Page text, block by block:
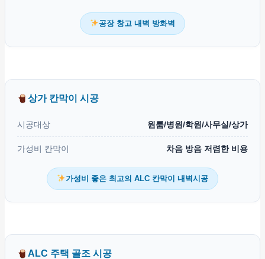
공장 창고 내벽 방화벽
상가 칸막이 시공
시공대상 원룸/병원/학원/사무실/상가
가성비 칸막이 차음 방음 저렴한 비용
가성비 좋은 최고의 ALC 칸막이 내벽시공
ALC 주택 골조 시공